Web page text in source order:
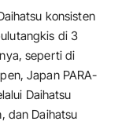
konsisten
di 3
seperti di
Japan PARA-
Daihatsu
dan Daihatsu